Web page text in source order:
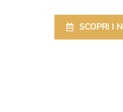
SCOPRI I